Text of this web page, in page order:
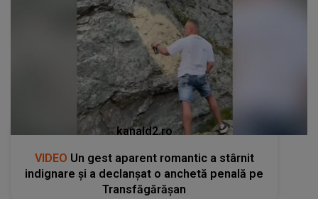
kanald2.ro
VIDEO Un gest aparent romantic a stârnit
indignare și a declanșat o anchetă penală pe
Transfăgărășan